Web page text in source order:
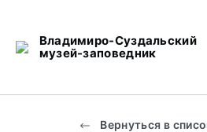
Владимиро-Суздальский
музей-заповедник
Вернуться в